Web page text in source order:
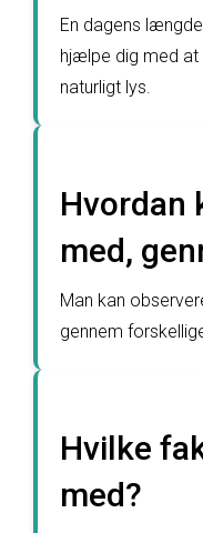
En dagens
hjælpe dig med
naturligt lys.
Hvordan
med,
Man kan
gennem
Hvilke
med?